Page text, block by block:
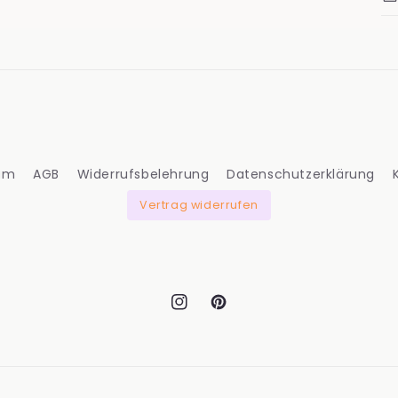
AGB Widerrufsbelehrung Datenschutzerklärung
Vertrag widerrufen
InstagramPinterest